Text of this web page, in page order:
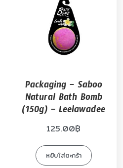
Packaging – Saboo
Natural Bath Bomb
(150g) – Leelawadee
125.00฿
หยิบใส่ตะกร้า